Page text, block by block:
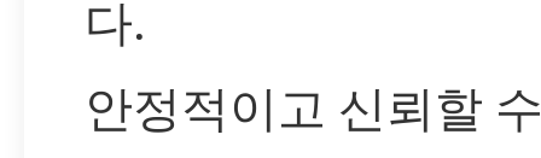
다.
안정적이고 신뢰할